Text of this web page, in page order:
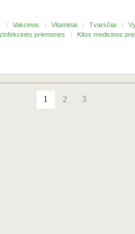
Vakcinos Vitaminai Tvarsčiai
priemonės Kitos medicinos
1 2 3